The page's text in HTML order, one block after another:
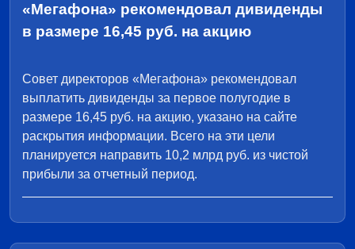
«Мегафона» рекомендовал дивиденды
в размере 16,45 руб. на акцию
Совет директоров «Мегафона» рекомендовал
выплатить дивиденды за первое полугодие в
размере 16,45 руб. на акцию, указано на сайте
раскрытия информации. Всего на эти цели
планируется направить 10,2 млрд руб. из чистой
прибыли за отчетный период.